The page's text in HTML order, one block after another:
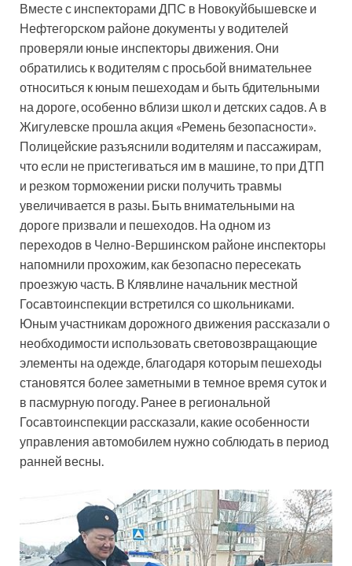
Вместе с инспекторами ДПС в Новокуйбышевске и
Нефтегорском районе документы у водителей
проверяли юные инспекторы движения. Они
обратились к водителям с просьбой внимательнее
относиться к юным пешеходам и быть бдительными
на дороге, особенно вблизи школ и детских садов. А в
Жигулевске прошла акция «Ремень безопасности».
Полицейские разъяснили водителям и пассажирам,
что если не пристегиваться им в машине, то при ДТП
и резком торможении риски получить травмы
увеличивается в разы. Быть внимательными на
дороге призвали и пешеходов. На одном из
переходов в Челно-Вершинском районе инспекторы
напомнили прохожим, как безопасно пересекать
проезжую часть. В Клявлине начальник местной
Госавтоинспекции встретился со школьниками.
Юным участникам дорожного движения рассказали о
необходимости использовать световозвращающие
элементы на одежде, благодаря которым пешеходы
становятся более заметными в темное время суток и
в пасмурную погоду. Ранее в региональной
Госавтоинспекции рассказали, какие особенности
управления автомобилем нужно соблюдать в период
ранней весны.